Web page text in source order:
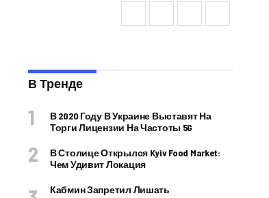
В Тренде
В 2020 Году В Украине Выставят На
Торги Лицензии На Частоты 5G
В Столице Открылся Kyiv Food Market:
Чем Удивит Локация
Кабмин Запретил Лишать